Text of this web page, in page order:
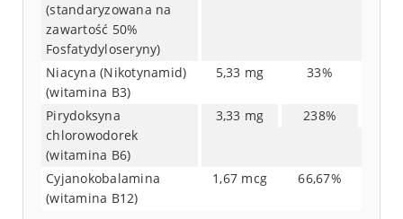
(standaryzowana na
zawartość 50%
Fosfatydyloseryny)
Niacyna (Nikotynamid)
(witamina B3)
5,33 mg 33%
Pirydoksyna
chlorowodorek
(witamina B6)
3,33 mg 238%
Cyjanokobalamina
(witamina B12)
1,67 mcg 66,67%